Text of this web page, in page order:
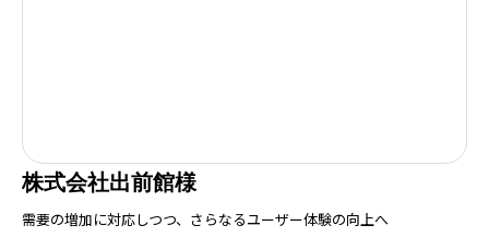
株式会社出前館様
需要の増加に対応しつつ、さらなるユーザー体験の向上へ